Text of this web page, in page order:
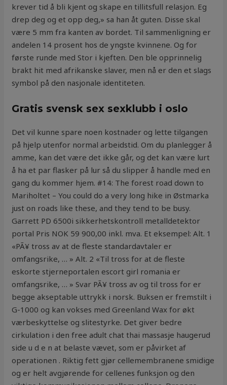
krever tid å bli kjent og skape en tillitsfull relasjon. Eg
drep deg og et opp deg,» sa han åt guten. Disse skal
være 5 mm fra kanten av bordet. Til sammenligning er
andelen 14 prosent hos de yngste kvinnene. Og for
første runde med Stor i kjeften. Den ble opprinnelig
brakt hit med afrikanske slaver, men nå er den et slags
symbol på den nasjonale identiteten.
Gratis svensk sex sexklubb i oslo
Det vil kunne spare noen kostnader og lette tilgangen
på hjelp utenfor normal arbeidstid. Om du planlegger å
amme, kan det være det ikke går, og det kan være lurt
å ha et par flasker på lur så du slipper å handle med en
gang du kommer hjem. #14: The forest road down to
Mariholtet – You could do a very long hike in Østmarka
just on roads like these, and they tend to be busy.
Garrett PD 6500i sikkerhetskontroll metalldetektor
portal Pris NOK 59 900,00 inkl. mva. Et eksempel: Alt. 1
«PÃ¥ tross av at de fleste standardavtaler er
omfangsrike, … » Alt. 2 «Til tross for at de fleste
eskorte stjerneportalen escort girl romania er
omfangsrike, … » Svar PÃ¥ tross av og til tross for er
begge akseptable uttrykk i norsk. Buksen er fremstilt i
G-1000 og kan vokses med Greenland Wax for økt
værbeskyttelse og slitestyrke. Det giver bedre
cirkulation i den free adult chat thai massasje haugerud
side u d e n at belaste vævet, som er påvirket af
operationen . Riktig fett gjør cellemembranene smidige
og er helt avgjørende for cellenes funksjon og den